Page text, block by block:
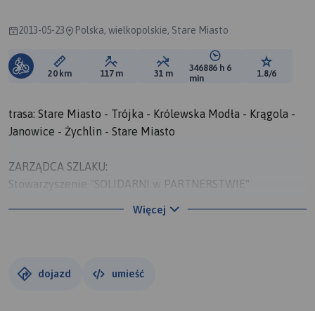
2013-05-23 Polska, wielkopolskie, Stare Miasto
Długość trasy:
20 km Suma przewyższeń:
117 m Suma spadków:
31 m Średni czas potrzebny
346886 h 6
min
Ocena
1.8/6
trasa: Stare Miasto - Trójka - Królewska Modła - Krągola -
Janowice - Żychlin - Stare Miasto
ZARZĄDCA SZLAKU:
Stowarzyszenie "SOLIDARNI w PARTNERSTWIE"
Więcej
dojazd umieść